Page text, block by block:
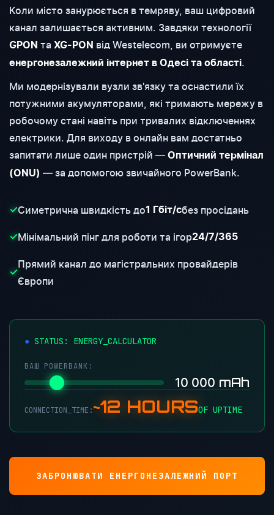
Коли місто занурюється в темряву, ваш цифровий
канал залишається активним. Завдяки технології
GPON та XG-PON від Westelecom, ви отримуєте
енергонезалежний інтернет в Одесі та області.
Ми модернізували вузли зв'язку та оснастили їх
потужними акумуляторами, які тримають мережу в
робочому стані навіть при тривалих відключеннях
електрики. Для виходу в онлайн вам достатньо
запитати лише один пристрій — Оптичний термінал
(ONU) — за допомогою звичайного PowerBank.
✓Симетрична швидкість до1 Гбіт/сбез просідань
✓Мінімальний пінг для роботи та ігор24/7/365
✓
Прямий канал до магістральних провайдерів
Європи
STATUS: ENERGY_CALCULATOR
ВАШ POWERBANK:
10 000 mAh
CONNECTION_TIME:~12 HOURSOF UPTIME
ЗАБРОНЮВАТИ ЕНЕРГОНЕЗАЛЕЖНИЙ ПОРТ